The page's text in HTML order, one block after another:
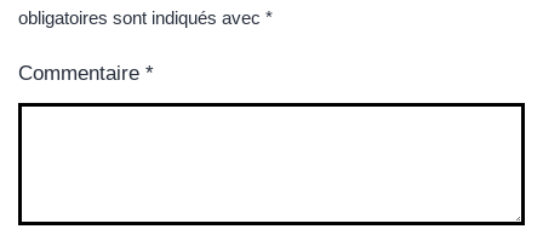
obligatoires sont indiqués avec *
Commentaire *